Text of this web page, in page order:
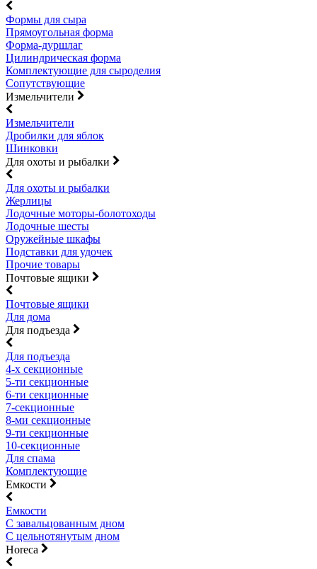
Формы для сыра
Прямоугольная форма
Форма-дуршлаг
Цилиндрическая форма
Комплектующие для сыроделия
Сопутствующие
Измельчители
Измельчители
Дробилки для яблок
Шинковки
Для охоты и рыбалки
Для охоты и рыбалки
Жерлицы
Лодочные моторы-болотоходы
Лодочные шесты
Оружейные шкафы
Подставки для удочек
Прочие товары
Почтовые ящики
Почтовые ящики
Для дома
Для подъезда
Для подъезда
4-х секционные
5-ти секционные
6-ти секционные
7-секционные
8-ми секционные
9-ти секционные
10-секционные
Для спама
Комплектующие
Емкости
Емкости
С завальцованным дном
С цельнотянутым дном
Horeca